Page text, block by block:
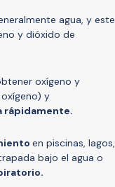
agua, y este
y dióxido de
oxígeno y
y
rápidamente.
en piscinas, lagos,
bajo el agua o